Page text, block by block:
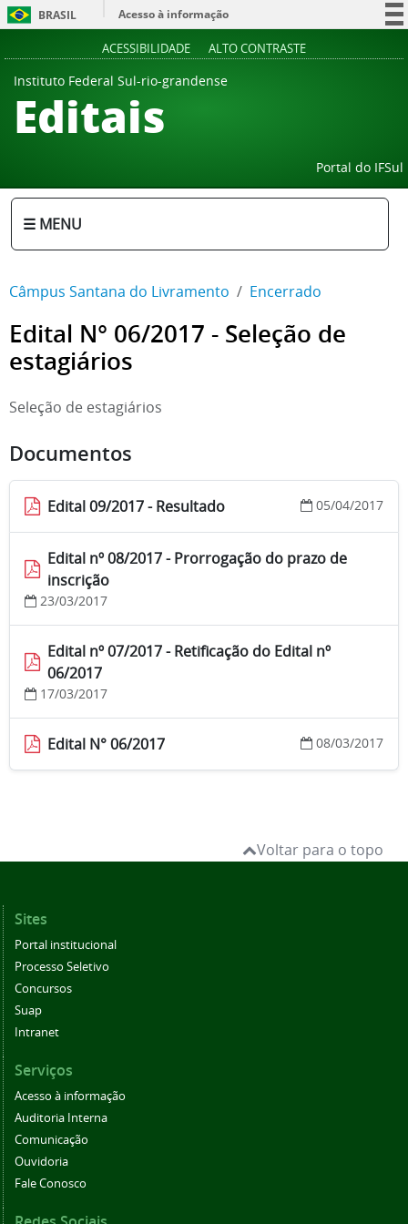
BRASIL
Acesso à informação
ACESSIBILIDADE ALTO CONTRASTE
Instituto Federal Sul-rio-grandense
Editais
Portal do IFSul
☰ MENU
Câmpus Santana do Livramento Encerrado
Edital N° 06/2017 - Seleção de
estagiários
Seleção de estagiários
Documentos
Edital 09/2017 - Resultado 05/04/2017
Edital nº 08/2017 - Prorrogação do prazo de
inscrição
23/03/2017
Edital nº 07/2017 - Retificação do Edital nº
06/2017
17/03/2017
Edital N° 06/2017 08/03/2017
Voltar para o topo
Sites
Portal institucional
Processo Seletivo
Concursos
Suap
Intranet
Serviços
Acesso à informação
Auditoria Interna
Comunicação
Ouvidoria
Fale Conosco